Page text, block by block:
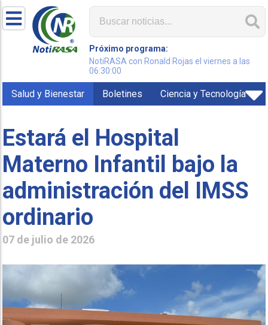
Próximo programa:
NotiRASA con Ronald Rojas el viernes a las
06:30:00
Salud y Bienestar Boletines Ciencia y Tecnología
Estará el Hospital
Materno Infantil bajo la
administración del IMSS
ordinario
07 de julio de 2026